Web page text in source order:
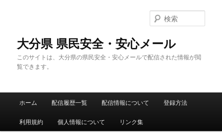
大分県 県民安全・安心メール
このサイトは、大分県の県民安全・安心メールで配信された情報が閲
覧できます。
索
メ
ホーム 配信履歴一覧 配信情報について 登録方法
利用規約 個人情報について リンク集